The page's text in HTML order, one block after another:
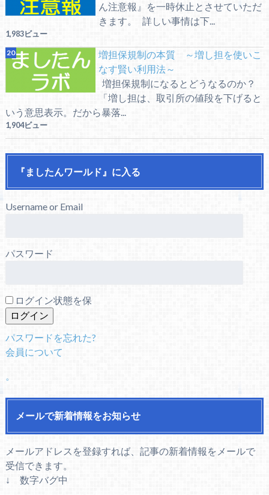
ん注意報』を一時休止とさせていただ
きます。 詳しい事情は下...
1,983ビュー
増担保規制の本質 ～増し担を使いこ
なす賢い利用法～
増担保規制になるとどうなるのか？
「増し担は、取引所の値段を下げると
いう意思表示。だから暴落...
1,904ビュー
『ましたんワールド』に入る
Username or Email
パスワード
ログイン状態を保
パスワードを忘れた?
会員について
。
メールで新着情報をお知らせ
メールアドレスを登録すれば、記事の新着情報をメールで
受信できます。
↓ 数字バグ中